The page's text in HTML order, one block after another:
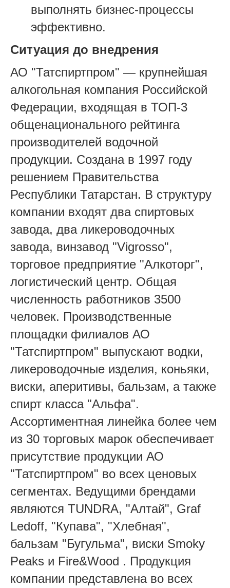
выполнять бизнес-процессы
эффективно.
Ситуация до внедрения
АО "Татспиртпром" — крупнейшая
алкогольная компания Российской
Федерации, входящая в ТОП-3
общенационального рейтинга
производителей водочной
продукции. Создана в 1997 году
решением Правительства
Республики Татарстан. В структуру
компании входят два спиртовых
завода, два ликероводочных
завода, винзавод "Vigrosso",
торговое предприятие "Алкоторг",
логистический центр. Общая
численность работников 3500
человек. Производственные
площадки филиалов АО
"Татспиртпром" выпускают водки,
ликероводочные изделия, коньяки,
виски, аперитивы, бальзам, а также
спирт класса "Альфа".
Ассортиментная линейка более чем
из 30 торговых марок обеспечивает
присутствие продукции АО
"Татспиртпром" во всех ценовых
сегментах. Ведущими брендами
являются TUNDRA, "Алтай", Graf
Ledoff, "Купава", "Хлебная",
бальзам "Бугульма", виски Smoky
Peaks и Fire&Wood . Продукция
компании представлена во всех